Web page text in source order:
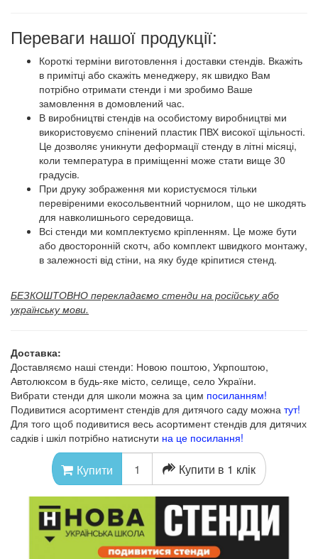
Переваги нашої продукції:
Короткі терміни виготовлення і доставки стендів. Вкажіть
в примітці або скажіть менеджеру, як швидко Вам
потрібно отримати стенди і ми зробимо Ваше
замовлення в домовлений час.
В виробництві стендів на особистому виробництві ми
використовуємо спінений пластик ПВХ високої щільності.
Це дозволяє уникнути деформації стенду в літні місяці,
коли температура в приміщенні може стати вище 30
градусів.
При друку зображення ми користуємося тільки
перевіреними екосольвентний чорнилом, що не шкодять
для навколишнього середовища.
Всі стенди ми комплектуємо кріпленням. Це може бути
або двосторонній скотч, або комплект швидкого монтажу,
в залежності від стіни, на яку буде кріпитися стенд.
БЕЗКОШТОВНО перекладаємо стенди на російську або
українську мови.
Доставка:
Доставляємо наші стенди: Новою поштою, Укрпоштою,
Автолюксом в будь-яке місто, селище, село України.
Вибрати стенди для школи можна за цим посиланням!
Подивитися асортимент стендів для дитячого саду можна тут!
Для того щоб подивитися весь асортимент стендів для дитячих
садків і шкіл потрібно натиснути на це посилання!
Купити Купити в 1 клік